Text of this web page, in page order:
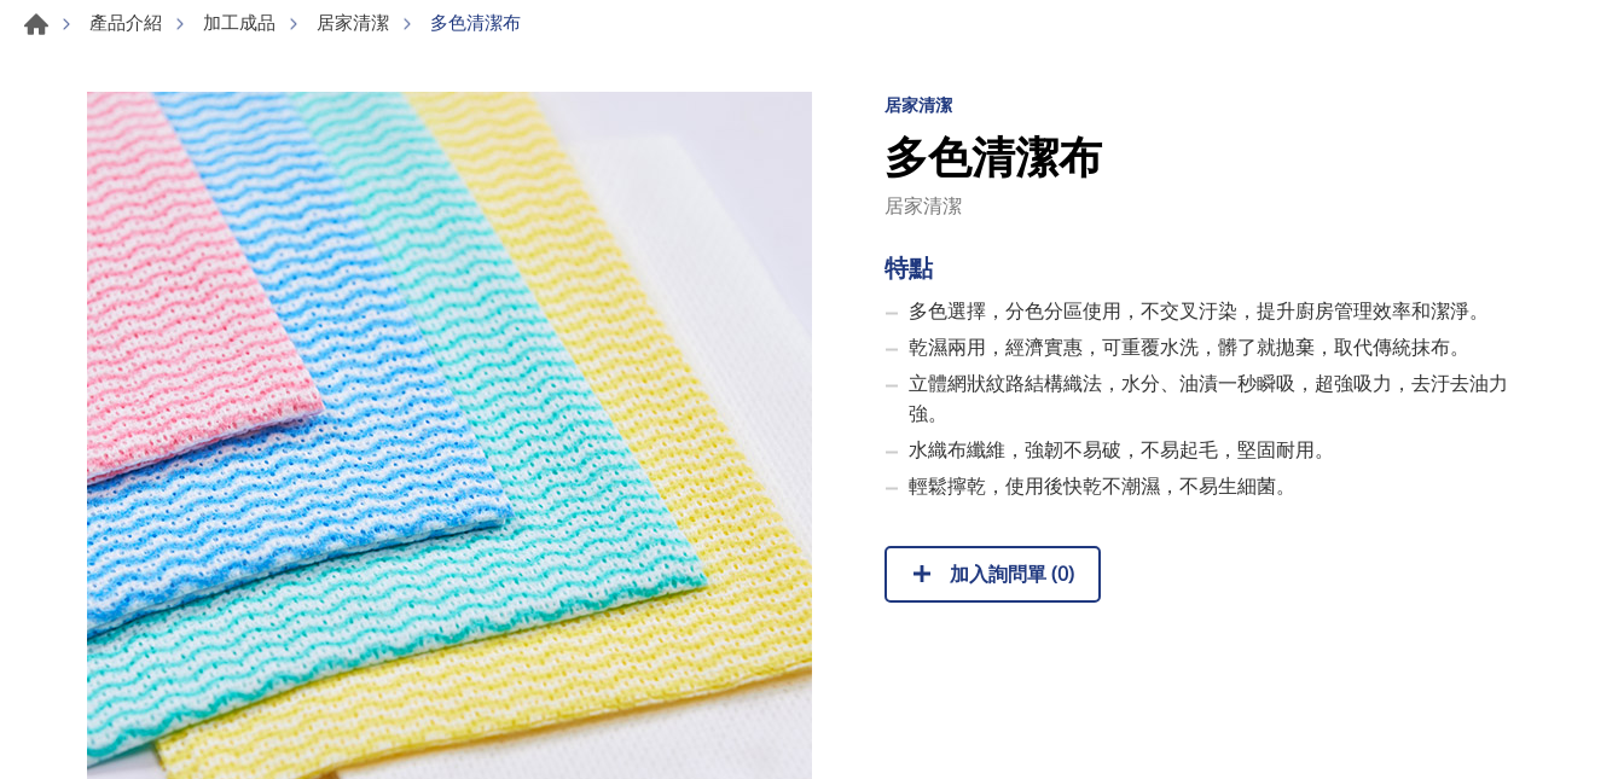
產品介紹 加工成品 居家清潔 多色清潔布
居家清潔
多色清潔布
居家清潔
特點
多色選擇，分色分區使用，不交叉汙染，提升廚房管理效率和潔淨。
乾濕兩用，經濟實惠，可重覆水洗，髒了就拋棄，取代傳統抹布。
立體網狀紋路結構織法，水分、油漬一秒瞬吸，超強吸力，去汙去油力
強。
水織布纖維，強韌不易破，不易起毛，堅固耐用。
輕鬆擰乾，使用後快乾不潮濕，不易生細菌。
加入詢問單 (0)